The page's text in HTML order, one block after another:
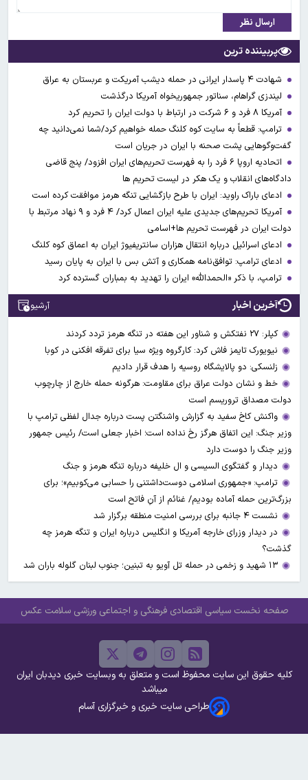
ارسال نظر
پربیننده ترین
شهادت ۴ پاسدار ایرانی در حمله دیشب آمریکت و عربستان به عراق
لیندزی گراهام، سناتور جمهوریخواه آمریکا درگذشت
آمریکا ۸ فرد و ۶ شرکت در ارتباط با دولت ایران را تحریم کرد
ترامپ: قطعاً به سایت کوه کلنگ حمله خواهیم کرد/شما نمی‌دانید چه
گفت‌وگوهایی پشت صحنه با ایران در جریان است
اتحادیه اروپا ۶ فرد را به فهرست تحریم‌های ایران افزود/ پنج قاضی
دادگاه‌های انقلاب و یک هکر در لیست تحریم ها
ادعای باراک راوید: ایران با طرح بازگشایی تنگه هرمز موافقت کرده است
آمریکا تحریم‌های جدیدی علیه ایران اعمال کرد/ ۴ فرد و ۹ نهاد مرتبط با
دولت ایران در فهرست تحریم ها+اسامی
ادعای اسرائیل درباره انتقال هزاران سانتریفیوژ ایران به اعماق کوه کلنگ
ادعای ترامپ: توافق‌نامه همکاری و آتش بس با ایران به پایان رسید
ترامپ، با ذکر «الحمدالله» ایران را تهدید به بمباران گسترده کرد
آخرین اخبار آرشیو
کپلر: ۲۷ نفتکش و شناور این هفته در تنگه هرمز تردد کردند
نیویورک تایمز فاش کرد: کارگروه ویژه سیا برای تفرقه افکنی در کوبا
زلنسکی: دو پالایشگاه روسیه را هدف قرار دادیم
خط و نشان دولت عراق برای مقاومت: هرگونه حمله خارج از چارچوب
دولت مصداق تروریسم است
واکنش کاخ سفید به گزارش واشنگتن پست درباره جدال لفظی ترامپ با
وزیر جنگ: این اتفاق هرگز رخ نداده است؛ اخبار جعلی است/ رئیس جمهور
وزیر جنگ را دوست دارد
دیدار و گفتگوی السیسی و ال خلیفه درباره تنگه هرمز و جنگ
ترامپ: «جمهوری اسلامی دوست‌داشتنی را حسابی می‌کوبیم»؛ برای
بزرگ‌ترین حمله آماده بودیم/ غنائم از آنِ فاتح است
نشست ۴ جانبه برای بررسی امنیت منطقه برگزار شد
در دیدار وزرای خارجه آمریکا و انگلیس درباره ایران و تنگه هرمز چه
گذشت؟
۱۳ شهید و زخمی در حمله تل آویو به تبنین؛ جنوب لبنان گلوله باران شد
صفحه نخست سیاسی اقتصادی فرهنگی و اجتماعی ورزشی سلامت عکس
کلیه حقوق این سایت محفوظ است و متعلق به وبسایت خبری دیدبان ایران
میباشد
طراحی سایت خبری و خبرگزاری آسام